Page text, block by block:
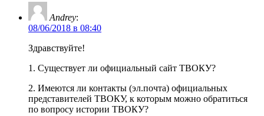
Andrey:
08/06/2018 в 08:40
Здравствуйте!
1. Существует ли официальный сайт ТВОКУ?
2. Имеются ли контакты (эл.почта) официальных
представителей ТВОКУ, к которым можно обратиться
по вопросу истории ТВОКУ?